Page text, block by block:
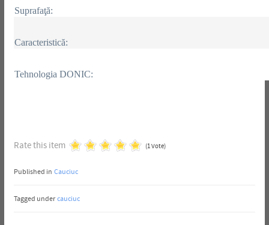
Suprafaţă:
Caracteristică:
Tehnologia DONIC:
Rate this item (1 Vote)
Published in Cauciuc
Tagged under cauciuc